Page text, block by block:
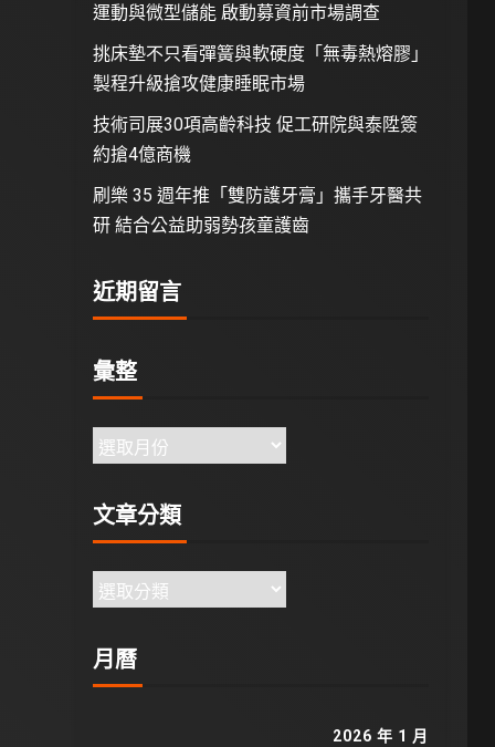
運動與微型儲能 啟動募資前市場調查
挑床墊不只看彈簧與軟硬度「無毒熱熔膠」
製程升級搶攻健康睡眠市場
技術司展30項高齡科技 促工研院與泰陞簽
約搶4億商機
刷樂 35 週年推「雙防護牙膏」攜手牙醫共
研 結合公益助弱勢孩童護齒
近期留言
彙整
文章分類
月曆
2026 年 1 月